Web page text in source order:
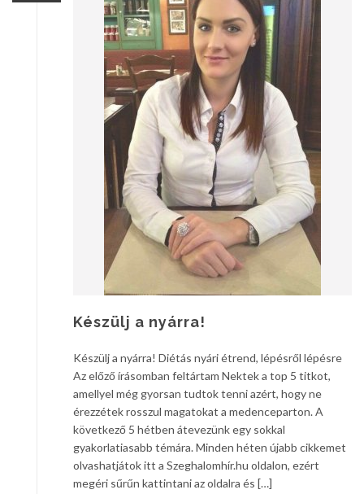
Készülj a nyárra!
Készülj a nyárra! Diétás nyári étrend, lépésről lépésre
Az előző írásomban feltártam Nektek a top 5 titkot,
amellyel még gyorsan tudtok tenni azért, hogy ne
érezzétek rosszul magatokat a medenceparton. A
következő 5 hétben átevezünk egy sokkal
gyakorlatiasabb témára. Minden héten újabb cikkemet
olvashatjátok itt a Szeghalomhír.hu oldalon, ezért
megéri sűrűn kattintani az oldalra és […]